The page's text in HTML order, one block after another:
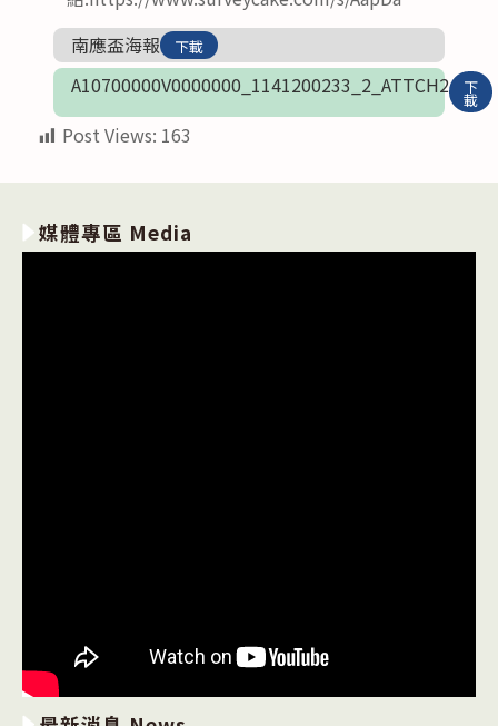
南應盃海報
下載
A10700000V0000000_1141200233_2_ATTCH2 下
載
Post Views: 163
媒體專區 Media